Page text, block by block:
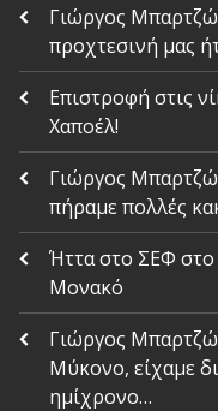
Γιώργος
προχτεσινή μας
Επιστροφή στις
Χαποέλ!
Γιώργος
πήραμε πολλές
Ήττα στο ΣΕΦ
Μονακό
Γιώργος
Μύκονο, είχαμε
ημίχρονο…